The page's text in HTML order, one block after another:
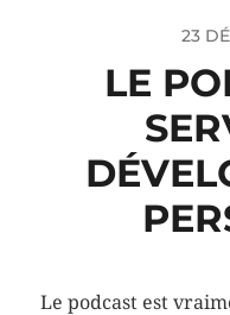
23
LE
Le podcast est